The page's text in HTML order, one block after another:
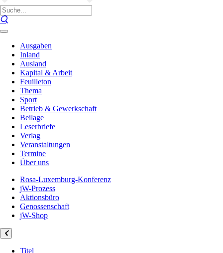
Ausgaben
Inland
Ausland
Kapital & Arbeit
Feuilleton
Thema
Sport
Betrieb & Gewerkschaft
Beilage
Leserbriefe
Verlag
Veranstaltungen
Termine
Über uns
Rosa-Luxemburg-Konferenz
jW-Prozess
Aktionsbüro
Genossenschaft
jW-Shop
Titel